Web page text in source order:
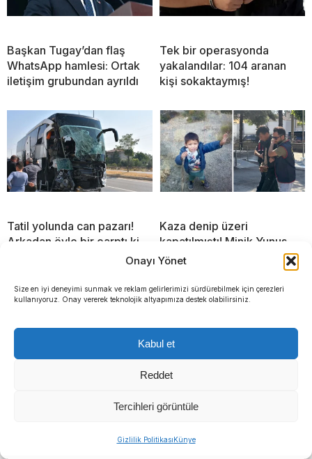
Onayı Yönet
Size en iyi deneyimi sunmak ve reklam gelirlerimizi sürdürebilmek için çerezleri
kullanıyoruz. Onay vererek teknolojik altyapımıza destek olabilirsiniz.
Kabul et
Reddet
Tercihleri görüntüle
Gizlilik PolitikasıKünye
Başkan Tugay’dan flaş
WhatsApp hamlesi: Ortak
iletişim grubundan ayrıldı
Tek bir operasyonda
yakalandılar: 104 aranan
kişi sokaktaymış!
Tatil yolunda can pazarı!
Arkadan öyle bir çarptı ki
Kaza denip üzeri
kapatılmıştı! Minik Yunus
Emre’nin dosyasında şok